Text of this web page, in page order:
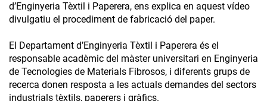
d’Enginyeria Tèxtil i Paperera, ens explica en aquest vídeo
divulgatiu el procediment de fabricació del paper.
El Departament d’Enginyeria Tèxtil i Paperera és el
responsable acadèmic del màster universitari en Enginyeria
de Tecnologies de Materials Fibrosos, i diferents grups de
recerca donen resposta a les actuals demandes del sectors
industrials tèxtils, paperers i gràfics.